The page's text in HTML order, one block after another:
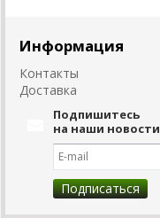
Информация
Контакты
Доставка
Подпишитесь
на наши новости